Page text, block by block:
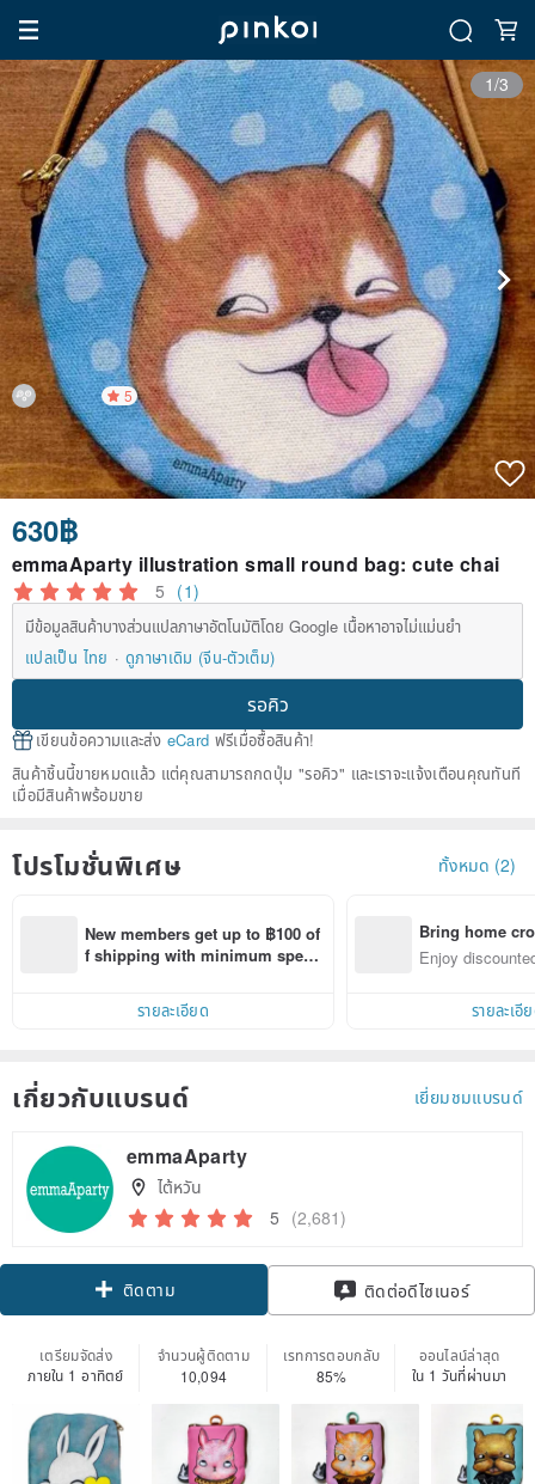
1/3
5
630฿
emmaAparty illustration small round bag: cute chai
5 (1)
มีข้อมูลสินค้าบางส่วนแปลภาษาอัตโนมัติโดย Google เนื้อหาอาจไม่แม่นยำ
แปลเป็น ไทย
ดูภาษาเดิม (จีน-ตัวเต็ม)
รอคิว
เขียนข้อความและส่ง eCard ฟรีเมื่อซื้อสินค้า!
สินค้าชิ้นนี้ขายหมดแล้ว แต่คุณสามารถกดปุ่ม "รอคิว" และเราจะแจ้งเตือนคุณทันที
เมื่อมีสินค้าพร้อมขาย
โปรโมชั่นพิเศษ ทั้งหมด (2)
New members get up to ฿100 of
f shipping with minimum spen
within 7 days!
รายละเอียด
Bring home
n with ease
Enjoy
รายละเอี
เกี่ยวกับแบรนด์ เยี่ยมชมแบรนด์
emmaAparty
ไต้หวัน
5 (2,681)
ติดตาม ติดต่อดีไซเนอร์
เตรียมจัดส่ง
ภายใน 1 อาทิตย์
จำนวนผู้ติดตาม
10,094
เรทการตอบกลับ
85%
ออนไลน์ล่าสุด
ใน 1 วันที่ผ่านมา